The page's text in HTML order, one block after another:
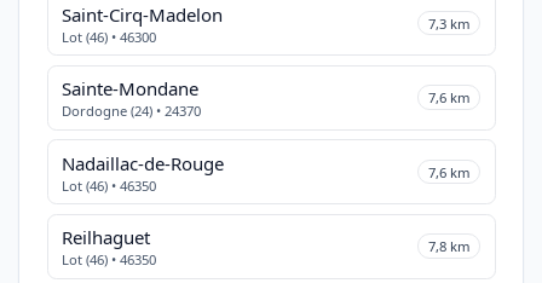
Saint-Cirq-Madelon
Lot (46) • 46300
7,3 km
Sainte-Mondane
Dordogne (24) • 24370
7,6 km
Nadaillac-de-Rouge
Lot (46) • 46350
7,6 km
Reilhaguet
Lot (46) • 46350
7,8 km